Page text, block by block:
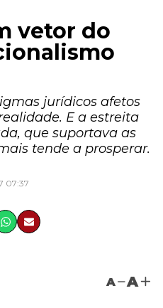
vetor do
jurídicos afetos
E a estreita
que suportava as
tende a prosperar.
07:37
A A